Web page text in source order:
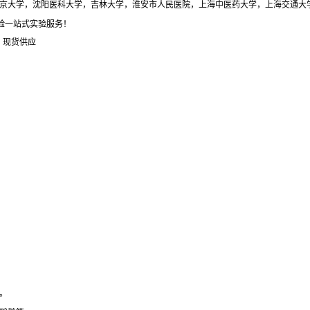
大学，沈阳医科大学，吉林大学，淮安市人民医院，上海中医药大学，上海交通
站式实验服务！
现货供应
。